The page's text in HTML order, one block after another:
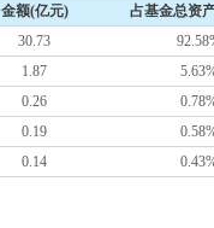
金额(亿元)
占基金总资
30.73
1.87
0.26
0.19
0.14